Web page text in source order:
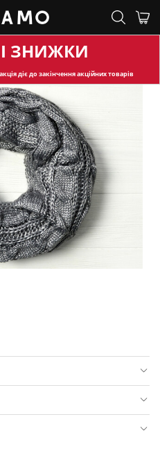
ЗНИЖКИ
діє до закінчення акційних товарів